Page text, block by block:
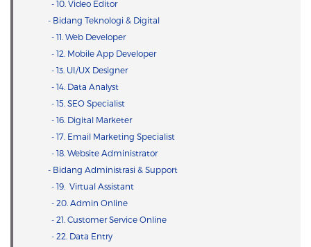
- 10. Video Editor
- Bidang Teknologi & Digital
- 11. Web Developer
- 12. Mobile App Developer
- 13. UI/UX Designer
- 14. Data Analyst
- 15. SEO Specialist
- 16. Digital Marketer
- 17. Email Marketing Specialist
- 18. Website Administrator
- Bidang Administrasi & Support
- 19. Virtual Assistant
- 20. Admin Online
- 21. Customer Service Online
- 22. Data Entry